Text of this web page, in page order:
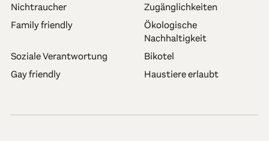
Nichtraucher
Zugänglichkeiten
Family friendly
Ökologische
Nachhaltigkeit
Soziale Verantwortung
Bikotel
Gay friendly
Haustiere erlaubt